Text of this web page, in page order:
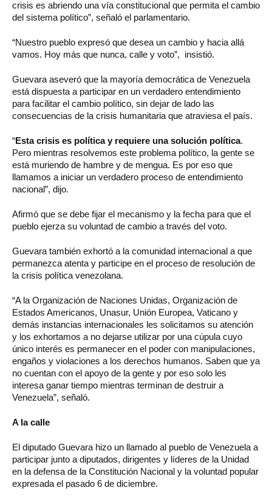
crisis es abriendo una vía constitucional que permita el cambio
del sistema político”, señaló el parlamentario.
“Nuestro pueblo expresó que desea un cambio y hacia allá
vamos. Hoy más que nunca, calle y voto”, insistió.
Guevara aseveró que la mayoría democrática de Venezuela
está dispuesta a participar en un verdadero entendimiento
para facilitar el cambio político, sin dejar de lado las
consecuencias de la crisis humanitaria que atraviesa el país.
“Esta crisis es política y requiere una solución política.
Pero mientras resolvemos este problema político, la gente se
está muriendo de hambre y de mengua. Es por eso que
llamamos a iniciar un verdadero proceso de entendimiento
nacional”, dijo.
Afirmó que se debe fijar el mecanismo y la fecha para que el
pueblo ejerza su voluntad de cambio a través del voto.
Guevara también exhortó a la comunidad internacional a que
permanezca atenta y participe en el proceso de resolución de
la crisis política venezolana.
“A la Organización de Naciones Unidas, Organización de
Estados Americanos, Unasur, Unión Europea, Vaticano y
demás instancias internacionales les solicitamos su atención
y los exhortamos a no dejarse utilizar por una cúpula cuyo
único interés es permanecer en el poder con manipulaciones,
engaños y violaciones a los derechos humanos. Saben que ya
no cuentan con el apoyo de la gente y por eso solo les
interesa ganar tiempo mientras terminan de destruir a
Venezuela”, señaló.
A la calle
El diputado Guevara hizo un llamado al pueblo de Venezuela a
participar junto a diputados, dirigentes y líderes de la Unidad
en la defensa de la Constitución Nacional y la voluntad popular
expresada el pasado 6 de diciembre.